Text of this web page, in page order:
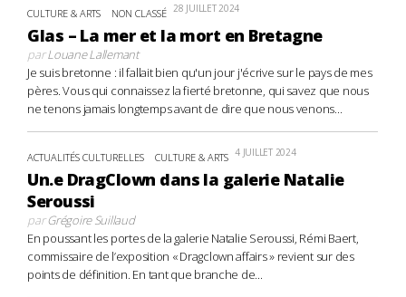
CULTURE & ARTS NON CLASSÉ 28 JUILLET 2024
Glas – La mer et la mort en Bretagne
parLouane Lallemant
Je suis bretonne : il fallait bien qu'un jour j'écrive sur le pays de mes
pères. Vous qui connaissez la fierté bretonne, qui savez que nous
ne tenons jamais longtemps avant de dire que nous venons...
ACTUALITÉS CULTURELLES CULTURE & ARTS 4 JUILLET 2024
Un.e DragClown dans la galerie Natalie
Seroussi
parGrégoire Suillaud
En poussant les portes de la galerie Natalie Seroussi, Rémi Baert,
commissaire de l’exposition « Dragclown affairs » revient sur des
points de définition. En tant que branche de...